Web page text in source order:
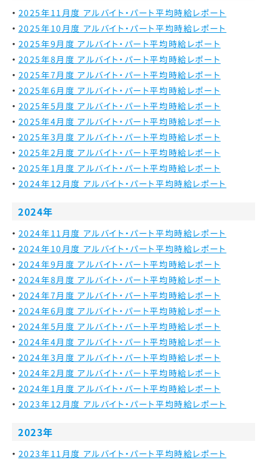
2025年11月度 アルバイト・パート平均時給レポート
2025年10月度 アルバイト・パート平均時給レポート
2025年9月度 アルバイト・パート平均時給レポート
2025年8月度 アルバイト・パート平均時給レポート
2025年7月度 アルバイト・パート平均時給レポート
2025年6月度 アルバイト・パート平均時給レポート
2025年5月度 アルバイト・パート平均時給レポート
2025年4月度 アルバイト・パート平均時給レポート
2025年3月度 アルバイト・パート平均時給レポート
2025年2月度 アルバイト・パート平均時給レポート
2025年1月度 アルバイト・パート平均時給レポート
2024年12月度 アルバイト・パート平均時給レポート
2024年
2024年11月度 アルバイト・パート平均時給レポート
2024年10月度 アルバイト・パート平均時給レポート
2024年9月度 アルバイト・パート平均時給レポート
2024年8月度 アルバイト・パート平均時給レポート
2024年7月度 アルバイト・パート平均時給レポート
2024年6月度 アルバイト・パート平均時給レポート
2024年5月度 アルバイト・パート平均時給レポート
2024年4月度 アルバイト・パート平均時給レポート
2024年3月度 アルバイト・パート平均時給レポート
2024年2月度 アルバイト・パート平均時給レポート
2024年1月度 アルバイト・パート平均時給レポート
2023年12月度 アルバイト・パート平均時給レポート
2023年
2023年11月度 アルバイト・パート平均時給レポート